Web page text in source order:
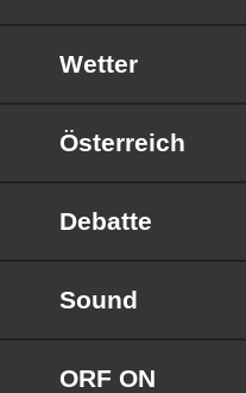
Wetter
Österreich
Debatte
Sound
ORF ON